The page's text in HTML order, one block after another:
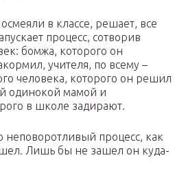
в классе, решает, все
процесс, сотворив
бомжа, которого он
учителя, по всему –
человека, которого он решил
одинокой мамой и
в школе задирают.
процесс, как
Лишь бы не зашел он куда-